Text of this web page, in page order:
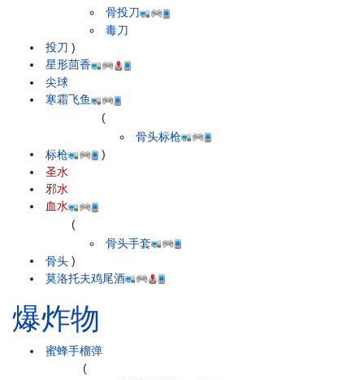
投刀
骨投刀
毒刀
)
星形茴香
尖球
寒霜飞鱼
标枪
(
骨头标枪
)
圣水
邪水
血水
骨头
(
骨头手套
)
莫洛托夫鸡尾酒
爆炸物
蜜蜂手榴弹
(